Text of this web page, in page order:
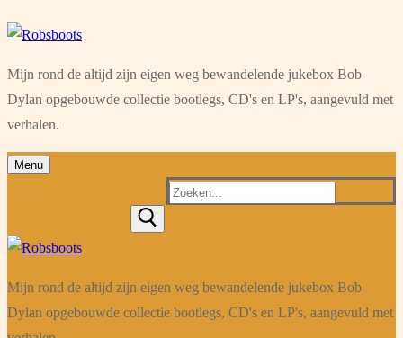
Ga
de
inhoud
Menu
Sluiten
Mijn rond de altijd zijn eigen weg bewandelende jukebox Bob
Dylan opgebouwde collectie bootlegs, CD's en LP's, aangevuld met
verhalen.
Menu
Zoeken
Mijn rond de altijd zijn eigen weg bewandelende jukebox Bob
Dylan opgebouwde collectie bootlegs, CD's en LP's, aangevuld met